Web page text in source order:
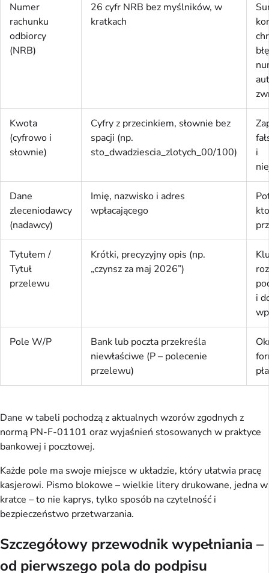
Numer
rachunku
odbiorcy
(NRB)
26 cyfr NRB bez myślników, w
kratkach
Kwota
(cyfrowo i
słownie)
Cyfry z przecinkiem, słownie bez
spacji (np.
sto_dwadziescia_zlotych_00/100)
i
Dane
zleceniodawcy
(nadawcy)
Imię, nazwisko i adres
wpłacającego
Tytułem /
Tytuł
przelewu
Krótki, precyzyjny opis (np.
„czynsz za maj 2026”)
i
Pole W/P
Bank lub poczta przekreśla
niewłaściwe (P – polecenie
przelewu)
Dane w tabeli pochodzą z aktualnych wzorów zgodnych z
normą PN-F-01101 oraz wyjaśnień stosowanych w praktyce
bankowej i pocztowej.
Każde pole ma swoje miejsce w układzie, który ułatwia pracę
kasjerowi. Pismo blokowe – wielkie litery drukowane, jedna w
kratce – to nie kaprys, tylko sposób na czytelność i
bezpieczeństwo przetwarzania.
Szczegółowy przewodnik wypełniania –
od pierwszego pola do podpisu